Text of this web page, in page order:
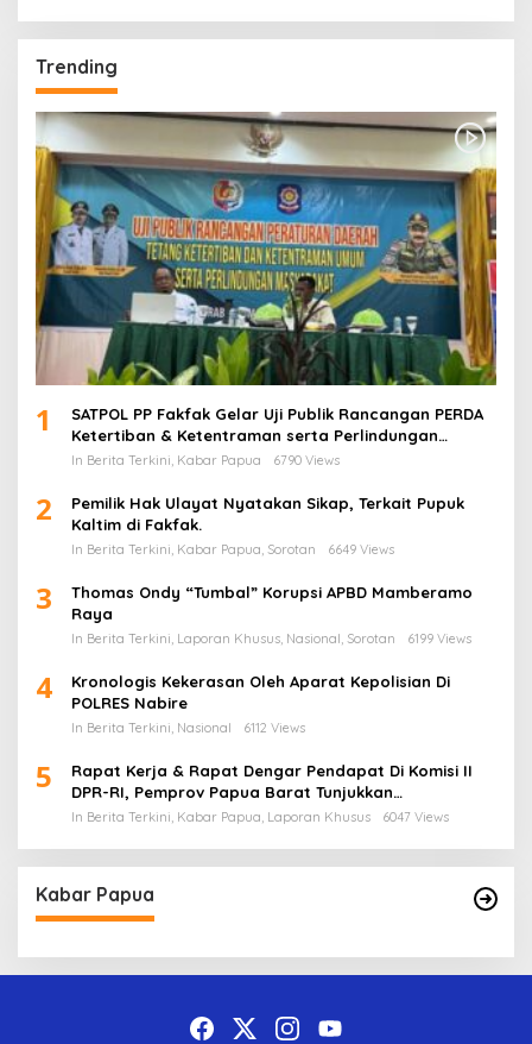
Trending
1
SATPOL PP Fakfak Gelar Uji Publik Rancangan PERDA
Ketertiban & Ketentraman serta Perlindungan
Masyarakat
In Berita Terkini, Kabar Papua 6790 Views
2
Pemilik Hak Ulayat Nyatakan Sikap, Terkait Pupuk
Kaltim di Fakfak.
In Berita Terkini, Kabar Papua, Sorotan 6649 Views
3
Thomas Ondy “Tumbal” Korupsi APBD Mamberamo
Raya
In Berita Terkini, Laporan Khusus, Nasional, Sorotan 6199 Views
4
Kronologis Kekerasan Oleh Aparat Kepolisian Di
POLRES Nabire
In Berita Terkini, Nasional 6112 Views
5
Rapat Kerja & Rapat Dengar Pendapat Di Komisi II
DPR-RI, Pemprov Papua Barat Tunjukkan
Keberpihakan Terhadap Aspirasi Masyarakat!
In Berita Terkini, Kabar Papua, Laporan Khusus 6047 Views
Kabar Papua